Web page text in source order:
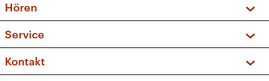
Sendungen und Podcasts
Musikliste
Kakadu – Das Kinderprogramm
Hören
Frequenzen (UKW + DAB+)
Service
FAQ
Apps
Kontakt